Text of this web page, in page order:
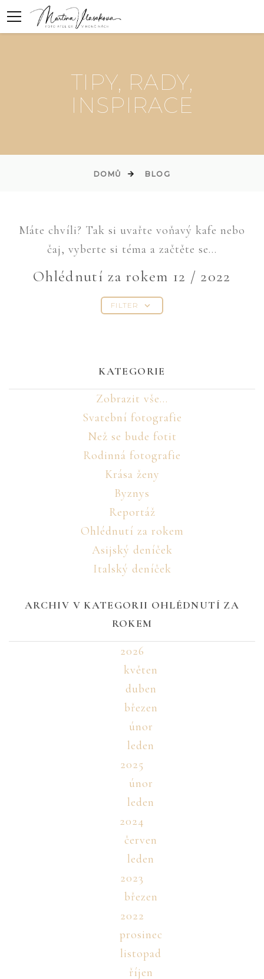
TIPY, RADY,
INSPIRACE
DOMŮ BLOG
Máte chvíli? Tak si uvařte voňavý kafe nebo
čaj, vyberte si téma a začtěte se...
Ohlédnutí za rokem 12 / 2022
FILTER
KATEGORIE
Zobrazit vše...
Svatební fotografie
Než se bude fotit
Rodinná fotografie
Krása ženy
Byznys
Reportáž
Ohlédnutí za rokem
Asijský deníček
Italský deníček
ARCHIV V KATEGORII OHLÉDNUTÍ ZA
ROKEM
2026
květen
duben
březen
únor
leden
2025
únor
leden
2024
červen
leden
2023
březen
2022
prosinec
listopad
říjen